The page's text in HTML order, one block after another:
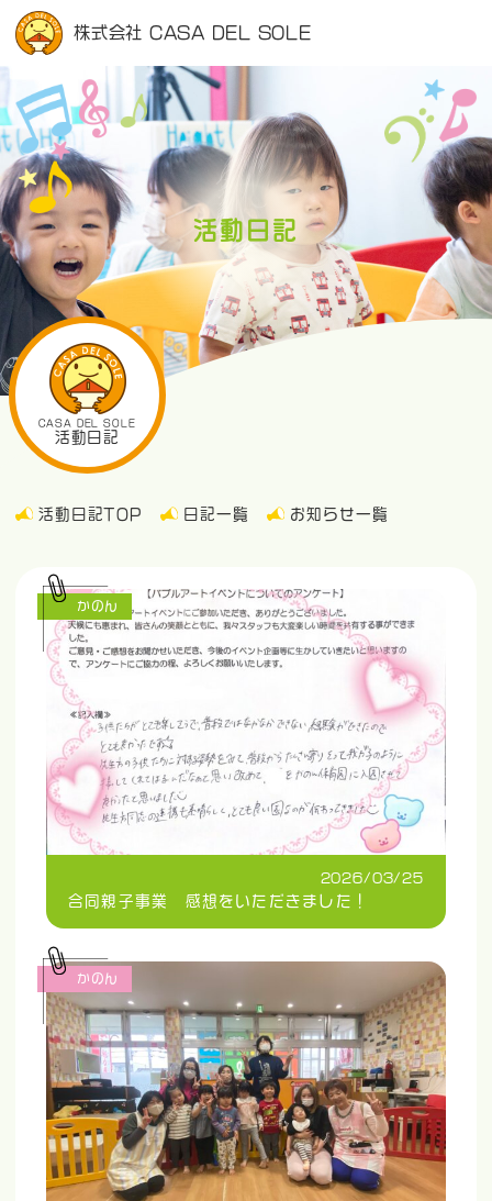
株式会社 CASA DEL SOLE
活動日記
CASA DEL SOLE
活動日記
活動日記TOP 日記一覧 お知らせ一覧
2026/03/25
合同親子事業 感想をいただきました！
かのん
かのん